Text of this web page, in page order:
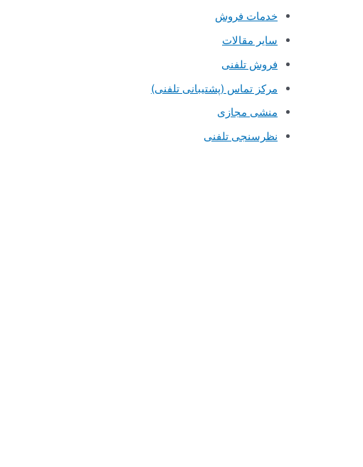
خدمات فروش
سایر مقالات
فروش تلفنی
مرکز تماس (پشتیبانی تلفنی)
منشی مجازی
نظرسنجی تلفنی